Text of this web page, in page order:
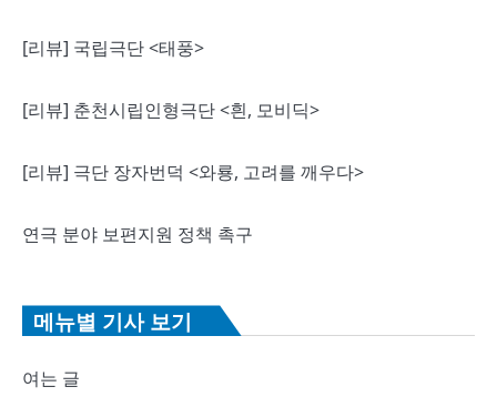
[리뷰] 국립극단 <태풍>
[리뷰] 춘천시립인형극단 <흰, 모비딕>
[리뷰] 극단 장자번덕 <와룡, 고려를 깨우다>
연극 분야 보편지원 정책 촉구
메뉴별 기사 보기
여는 글